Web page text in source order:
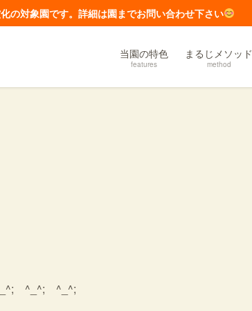
の対象園です。詳細は園までお問い合わせ下さい
当園の特色
features
まるじメソッド
method
^_^; ^_^; ^_^;